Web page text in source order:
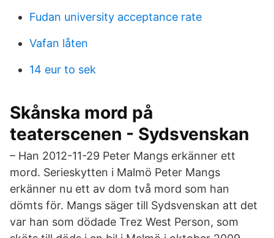
Fudan university acceptance rate
Vafan låten
14 eur to sek
Skånska mord på
teaterscenen - Sydsvenskan
– Han 2012-11-29 Peter Mangs erkänner ett
mord. Serieskytten i Malmö Peter Mangs
erkänner nu ett av dom två mord som han
dömts för. Mangs säger till Sydsvenskan att det
var han som dödade Trez West Person, som